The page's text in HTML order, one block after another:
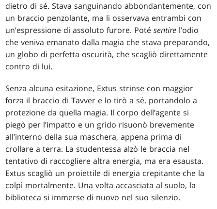
dietro di sé. Stava sanguinando abbondantemente, con
un braccio penzolante, ma li osservava entrambi con
un’espressione di assoluto furore. Potésentire l’odio
che veniva emanato dalla magia che stava preparando,
un globo di perfetta oscurità, che scagliò direttamente
contro di lui.
Senza alcuna esitazione, Extus strinse con maggior
forza il braccio di Tavver e lo tirò a sé, portandolo a
protezione da quella magia. Il corpo dell’agente si
piegò per l’impatto e un grido risuonò brevemente
all’interno della sua maschera, appena prima di
crollare a terra. La studentessa alzò le braccia nel
tentativo di raccogliere altra energia, ma era esausta.
Extus scagliò un proiettile di energia crepitante che la
colpì mortalmente. Una volta accasciata al suolo, la
biblioteca si immerse di nuovo nel suo silenzio.